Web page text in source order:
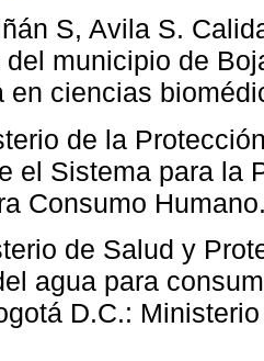
S, Avila S.
del municipio de
en ciencias
de la
el Sistema para la
Consumo
de Salud y
agua para
D.C.: